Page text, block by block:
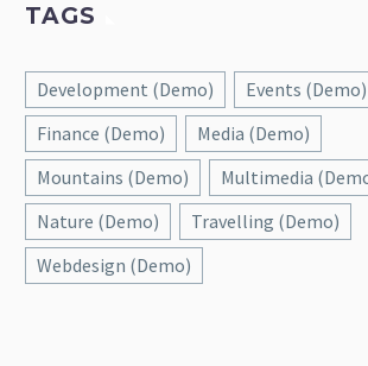
TAGS
Development (Demo)
Events (Demo)
Finance (Demo)
Media (Demo)
Mountains (Demo)
Multimedia
Nature (Demo)
Travelling (Demo)
Webdesign (Demo)